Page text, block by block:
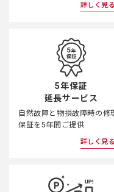
詳しく見る
5年保証
延長サービス
自然故障と物損故障時の修
保証を5年間ご提供
詳しく見る